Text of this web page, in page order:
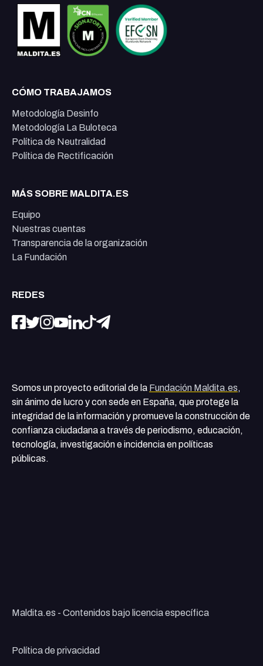
CÓMO TRABAJAMOS
Metodología Desinfo
Metodología La Buloteca
Política de Neutralidad
Política de Rectificación
MÁS SOBRE MALDITA.ES
Equipo
Nuestras cuentas
Transparencia de la organización
La Fundación
REDES
Somos un proyecto editorial de la Fundación Maldita.es,
sin ánimo de lucro y con sede en España, que protege la
integridad de la información y promueve la construcción de
confianza ciudadana a través de periodismo, educación,
tecnología, investigación e incidencia en políticas
públicas.
Maldita.es - Contenidos bajo licencia específica
Política de privacidad